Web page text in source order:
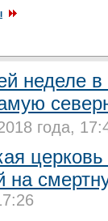
неделе в
года,
на